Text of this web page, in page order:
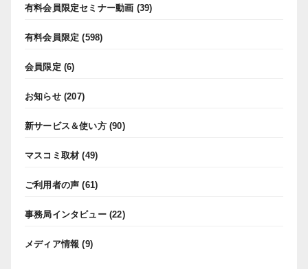
有料会員限定セミナー動画 (39)
有料会員限定 (598)
会員限定 (6)
お知らせ(207)
新サービス＆使い方(90)
マスコミ取材 (49)
ご利用者の声 (61)
事務局インタビュー(22)
メディア情報 (9)